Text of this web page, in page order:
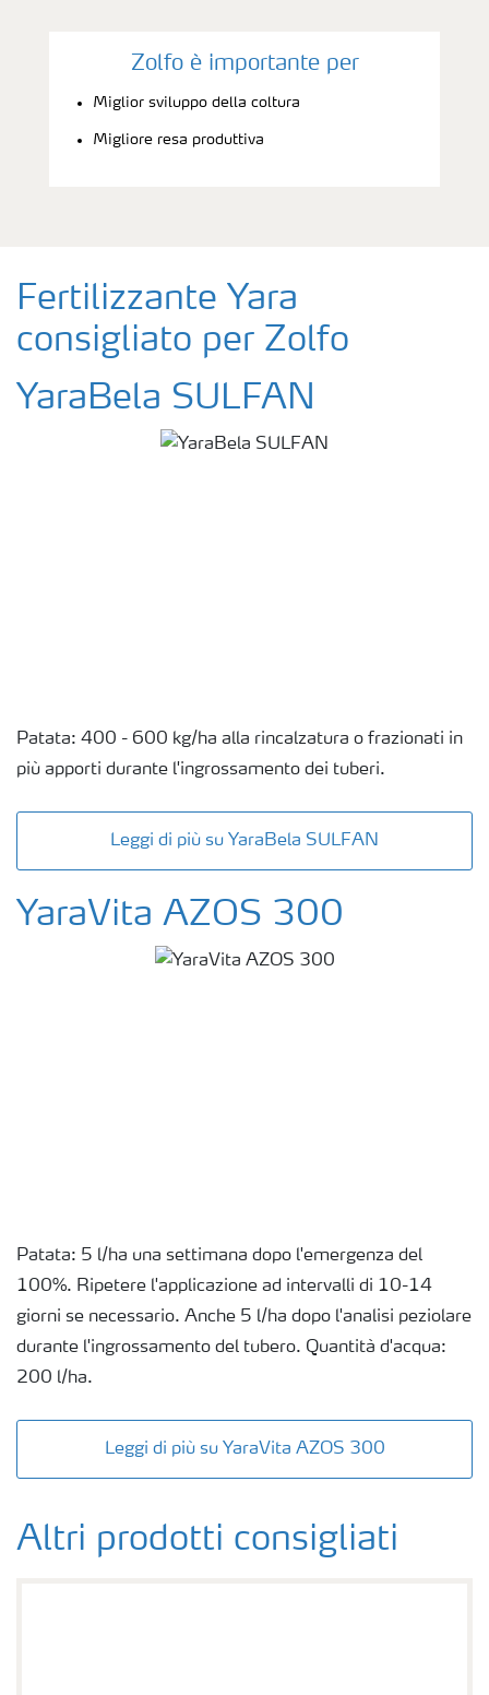
Zolfo è importante per
Miglior sviluppo della coltura
Migliore resa produttiva
Fertilizzante Yara
consigliato per Zolfo
YaraBela SULFAN
Patata: 400 - 600 kg/ha alla rincalzatura o frazionati in
più apporti durante l'ingrossamento dei tuberi.
Leggi di più su YaraBela SULFAN
YaraVita AZOS 300
Patata: 5 l/ha una settimana dopo l'emergenza del
100%. Ripetere l'applicazione ad intervalli di 10-14
giorni se necessario. Anche 5 l/ha dopo l'analisi peziolare
durante l'ingrossamento del tubero. Quantità d'acqua:
200 l/ha.
Leggi di più su YaraVita AZOS 300
Altri prodotti consigliati